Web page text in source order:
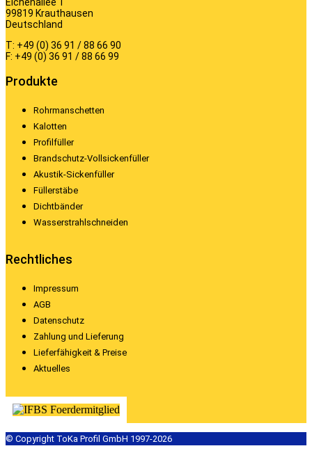
Eichenallee 1
99819 Krauthausen
Deutschland
T: +49 (0) 36 91 / 88 66 90
F: +49 (0) 36 91 / 88 66 99
Produkte
Rohrmanschetten
Kalotten
Profilfüller
Brandschutz-Vollsickenfüller
Akustik-Sickenfüller
Füllerstäbe
Dichtbänder
Wasserstrahlschneiden
Rechtliches
Impressum
AGB
Datenschutz
Zahlung und Lieferung
Lieferfähigkeit & Preise
Aktuelles
© Copyright ToKa Profil GmbH 1997-2026